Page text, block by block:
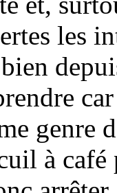
les
genre
à